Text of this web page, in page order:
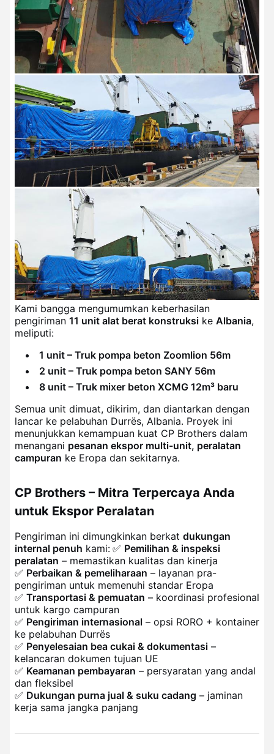
Kami bangga mengumumkan keberhasilan
pengiriman 11 unit alat berat konstruksi ke Albania,
meliputi:
1 unit – Truk pompa beton Zoomlion 56m
2 unit – Truk pompa beton SANY 56m
8 unit – Truk mixer beton XCMG 12m³ baru
Semua unit dimuat, dikirim, dan diantarkan dengan
lancar ke pelabuhan Durrës, Albania. Proyek ini
menunjukkan kemampuan kuat CP Brothers dalam
menangani pesanan ekspor multi-unit, peralatan
campuran ke Eropa dan sekitarnya.
CP Brothers – Mitra Terpercaya Anda
untuk Ekspor Peralatan
Pengiriman ini dimungkinkan berkat dukungan
internal penuh kami: ✅ Pemilihan & inspeksi
peralatan – memastikan kualitas dan kinerja
✅ Perbaikan & pemeliharaan – layanan pra-
pengiriman untuk memenuhi standar Eropa
✅ Transportasi & pemuatan – koordinasi profesional
untuk kargo campuran
✅ Pengiriman internasional – opsi RORO + kontainer
ke pelabuhan Durrës
✅ Penyelesaian bea cukai & dokumentasi –
kelancaran dokumen tujuan UE
✅ Keamanan pembayaran – persyaratan yang andal
dan fleksibel
✅ Dukungan purna jual & suku cadang – jaminan
kerja sama jangka panjang